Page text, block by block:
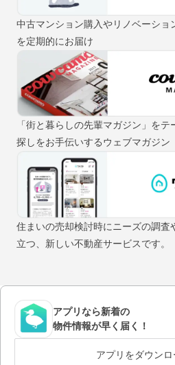
中古マンション購入やリノベーショ
を定期的にお届け
「街と暮らしの先輩マガジン」を
探しをお手伝いするウェブマガジン
住まいの売却検討時にニーズの調査
立つ、新しい不動産サービスです。
アプリなら新着の
物件情報が早く届く！
アプリをダウンロ